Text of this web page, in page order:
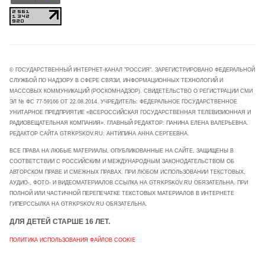
© ГОСУДАРСТВЕННЫЙ ИНТЕРНЕТ-КАНАЛ "РОССИЯ". ЗАРЕГИСТРИРОВАНО ФЕДЕРАЛЬНОЙ
СЛУЖБОЙ ПО НАДЗОРУ В СФЕРЕ СВЯЗИ, ИНФОРМАЦИОННЫХ ТЕХНОЛОГИЙ И
МАССОВЫХ КОММУНИКАЦИЙ (РОСКОМНАДЗОР). СВИДЕТЕЛЬСТВО О РЕГИСТРАЦИИ СМИ
ЭЛ № ФС 77-59166 ОТ 22.08.2014. УЧРЕДИТЕЛЬ: ФЕДЕРАЛЬНОЕ ГОСУДАРСТВЕННОЕ
УНИТАРНОЕ ПРЕДПРИЯТИЕ «ВСЕРОССИЙСКАЯ ГОСУДАРСТВЕННАЯ ТЕЛЕВИЗИОННАЯ И
РАДИОВЕЩАТЕЛЬНАЯ КОМПАНИЯ». ГЛАВНЫЙ РЕДАКТОР: ПАНИНА ЕЛЕНА ВАЛЕРЬЕВНА.
РЕДАКТОР САЙТА GTRKPSKOV.RU: АНТИПИНА АННА СЕРГЕЕВНА.
ВСЕ ПРАВА НА ЛЮБЫЕ МАТЕРИАЛЫ, ОПУБЛИКОВАННЫЕ НА САЙТЕ, ЗАЩИЩЕНЫ В
СООТВЕТСТВИИ С РОССИЙСКИМ И МЕЖДУНАРОДНЫМ ЗАКОНОДАТЕЛЬСТВОМ ОБ
АВТОРСКОМ ПРАВЕ И СМЕЖНЫХ ПРАВАХ. ПРИ ЛЮБОМ ИСПОЛЬЗОВАНИИ ТЕКСТОВЫХ,
АУДИО-, ФОТО- И ВИДЕОМАТЕРИАЛОВ ССЫЛКА НА GTRKPSKOV.RU ОБЯЗАТЕЛЬНА. ПРИ
ПОЛНОЙ ИЛИ ЧАСТИЧНОЙ ПЕРЕПЕЧАТКЕ ТЕКСТОВЫХ МАТЕРИАЛОВ В ИНТЕРНЕТЕ
ГИПЕРССЫЛКА НА GTRKPSKOV.RU ОБЯЗАТЕЛЬНА.
ДЛЯ ДЕТЕЙ СТАРШЕ 16 ЛЕТ.
ПОЛИТИКА ИСПОЛЬЗОВАНИЯ ФАЙЛОВ COOKIE